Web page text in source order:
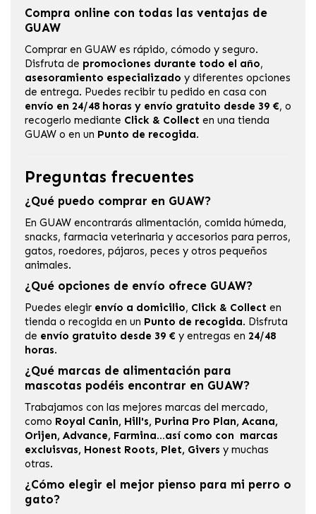
Compra online con todas las ventajas de
GUAW
Comprar en GUAW es rápido, cómodo y seguro.
Disfruta de promociones durante todo el año,
asesoramiento especializado y diferentes opciones
de entrega. Puedes recibir tu pedido en casa con
envío en 24/48 horas y envío gratuito desde 39 €, o
recogerlo mediante Click & Collect en una tienda
GUAW o en un Punto de recogida.
Preguntas frecuentes
¿Qué puedo comprar en GUAW?
En GUAW encontrarás alimentación, comida húmeda,
snacks, farmacia veterinaria y accesorios para perros,
gatos, roedores, pájaros, peces y otros pequeños
animales.
¿Qué opciones de envío ofrece GUAW?
Puedes elegir envío a domicilio, Click & Collect en
tienda o recogida en un Punto de recogida. Disfruta
de envío gratuito desde 39 € y entregas en 24/48
horas.
¿Qué marcas de alimentación para
mascotas podéis encontrar en GUAW?
Trabajamos con las mejores marcas del mercado,
como Royal Canin, Hill's, Purina Pro Plan, Acana,
Orijen, Advance, Farmina...así como con marcas
excluisvas, Honest Roots, Plet, Givers y muchas
otras.
¿Cómo elegir el mejor pienso para mi perro o
gato?